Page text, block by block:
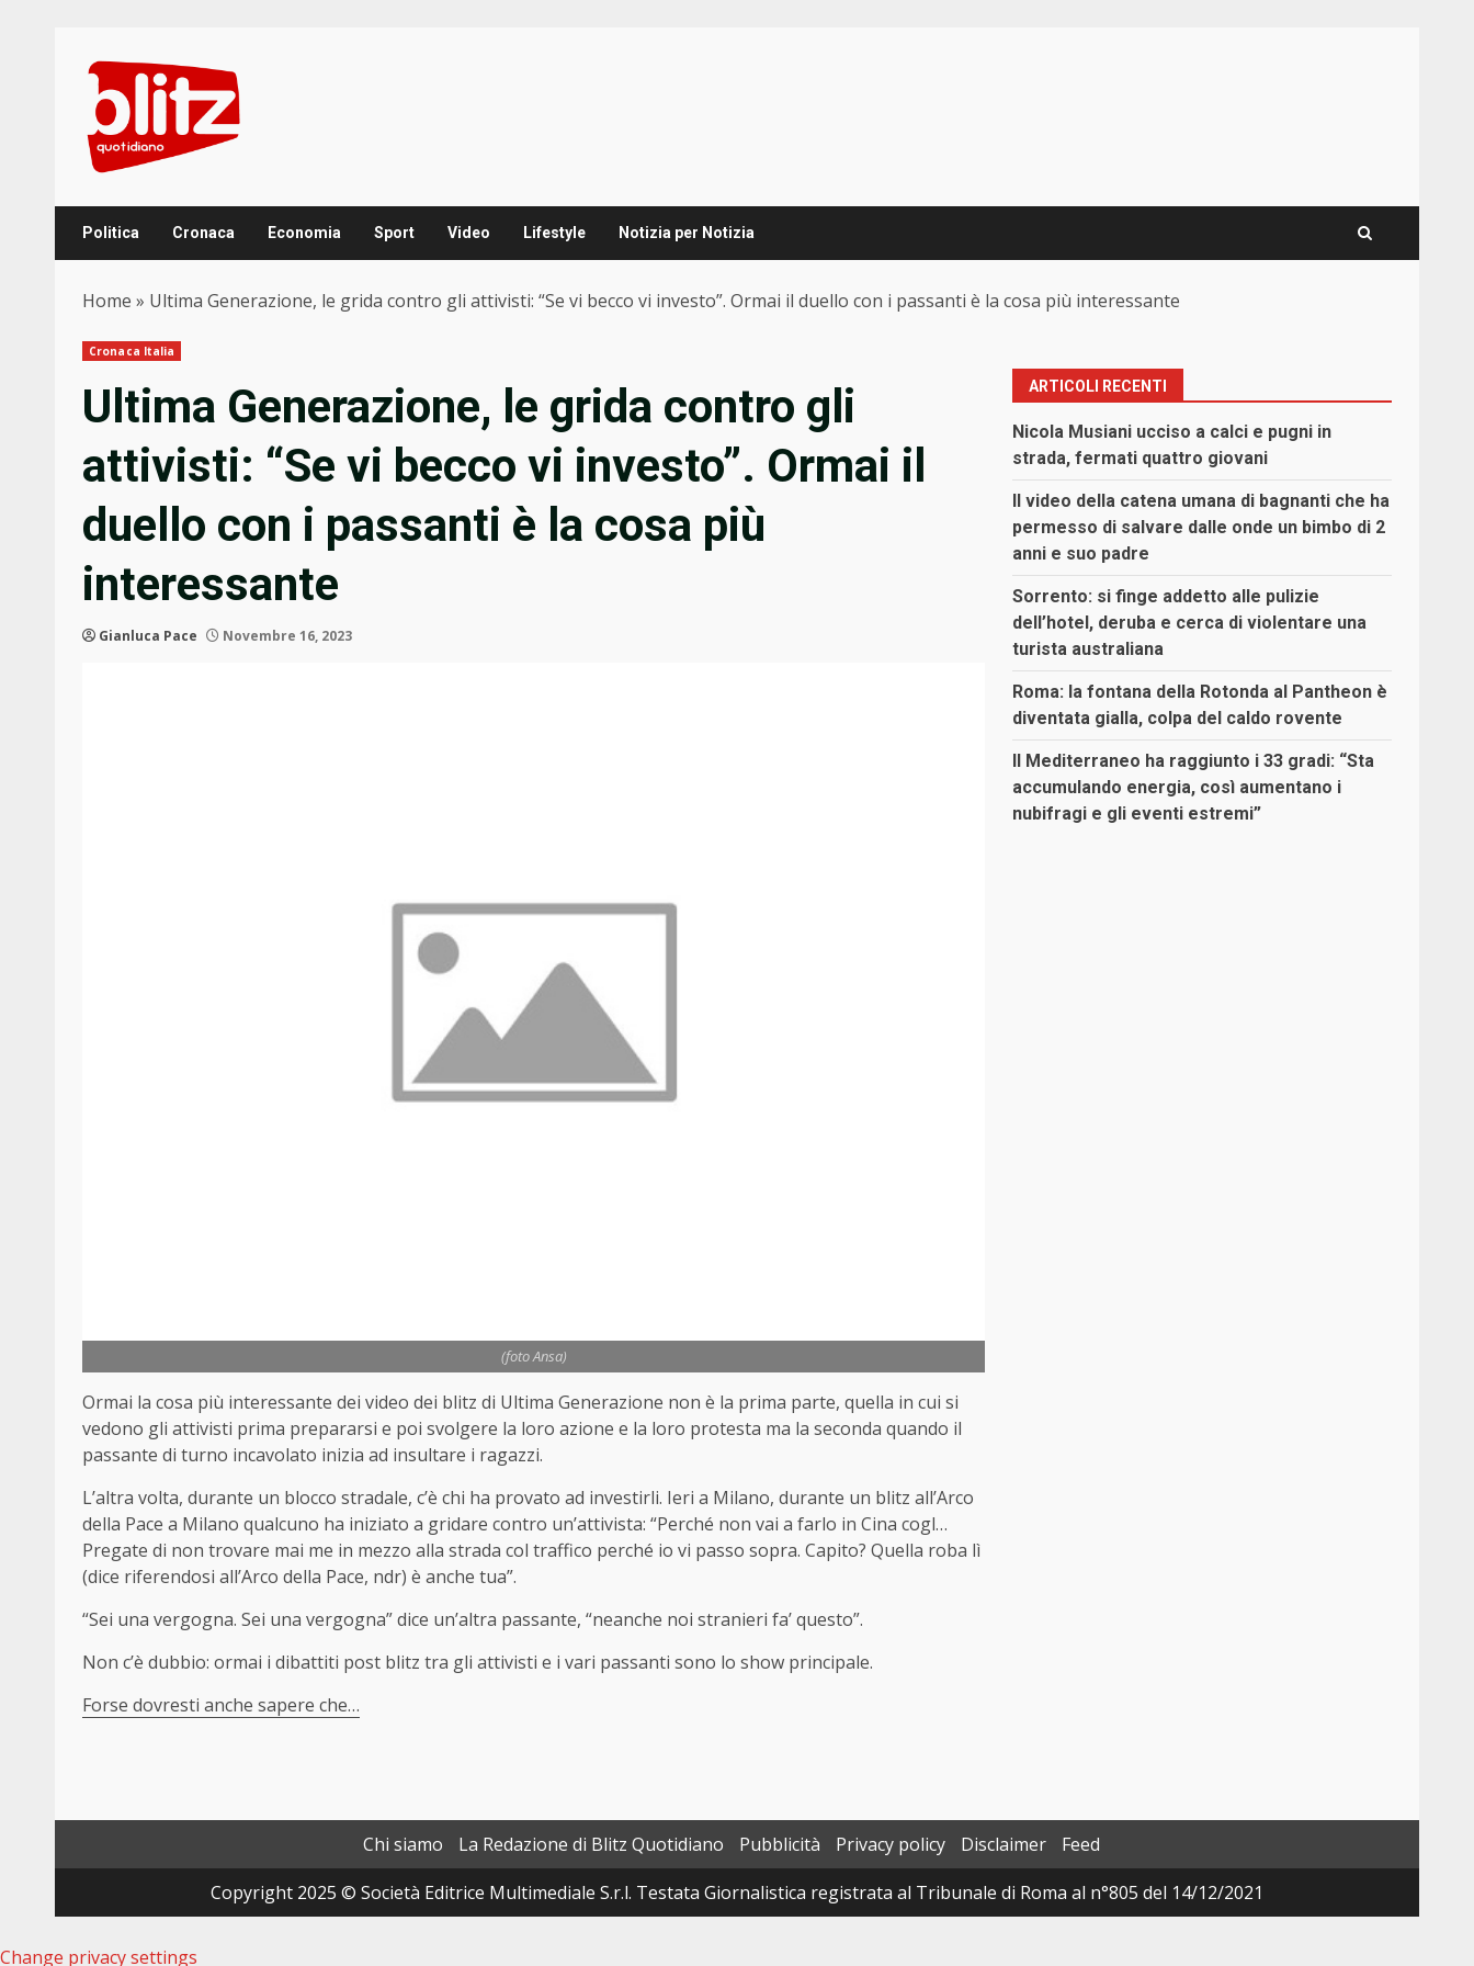
content
Politica Cronaca Economia Sport Video Lifestyle Notizia per Notizia
Home » Ultima Generazione, le grida contro gli attivisti: “Se vi becco vi investo”. Ormai il duello con i passanti è la cosa più interessante
Cronaca Italia
Ultima Generazione, le grida contro gli
attivisti: “Se vi becco vi investo”. Ormai il
duello con i passanti è la cosa più
interessante
Gianluca Pace Novembre 16, 2023
(foto Ansa)
Ormai la cosa più interessante dei video dei blitz di Ultima Generazione non è la prima parte, quella in cui si
vedono gli attivisti prima prepararsi e poi svolgere la loro azione e la loro protesta ma la seconda quando il
passante di turno incavolato inizia ad insultare i ragazzi.
L’altra volta, durante un blocco stradale, c’è chi ha provato ad investirli. Ieri a Milano, durante un blitz all’Arco
della Pace a Milano qualcuno ha iniziato a gridare contro un’attivista: “Perché non vai a farlo in Cina cogl…
Pregate di non trovare mai me in mezzo alla strada col traffico perché io vi passo sopra. Capito? Quella roba lì
(dice riferendosi all’Arco della Pace, ndr) è anche tua”.
“Sei una vergogna. Sei una vergogna” dice un’altra passante, “neanche noi stranieri fa’ questo”.
Non c’è dubbio: ormai i dibattiti post blitz tra gli attivisti e i vari passanti sono lo show principale.
Forse dovresti anche sapere che…
ARTICOLI RECENTI
Nicola Musiani ucciso a calci e pugni in
strada, fermati quattro giovani
Il video della catena umana di bagnanti che ha
permesso di salvare dalle onde un bimbo di 2
anni e suo padre
Sorrento: si finge addetto alle pulizie
dell’hotel, deruba e cerca di violentare una
turista australiana
Roma: la fontana della Rotonda al Pantheon è
diventata gialla, colpa del caldo rovente
Il Mediterraneo ha raggiunto i 33 gradi: “Sta
accumulando energia, così aumentano i
nubifragi e gli eventi estremi”
Chi siamo La Redazione di Blitz Quotidiano Pubblicità Privacy policy Disclaimer
Feed
Copyright 2025 © Società Editrice Multimediale S.r.l. Testata Giornalistica registrata al Tribunale di Roma al n°805 del 14/12/2021
Change privacy settings